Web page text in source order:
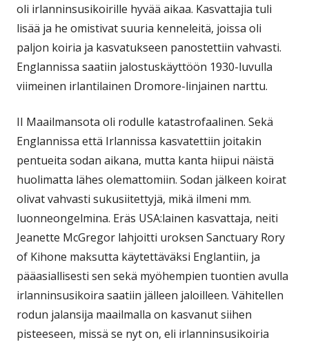
oli irlanninsusikoirille hyvää aikaa. Kasvattajia tuli
lisää ja he omistivat suuria kenneleitä, joissa oli
paljon koiria ja kasvatukseen panostettiin vahvasti.
Englannissa saatiin jalostuskäyttöön 1930-luvulla
viimeinen irlantilainen Dromore-linjainen narttu.
II Maailmansota oli rodulle katastrofaalinen. Sekä
Englannissa että Irlannissa kasvatettiin joitakin
pentueita sodan aikana, mutta kanta hiipui näistä
huolimatta lähes olemattomiin. Sodan jälkeen koirat
olivat vahvasti sukusiitettyjä, mikä ilmeni mm.
luonneongelmina. Eräs USA:lainen kasvattaja, neiti
Jeanette McGregor lahjoitti uroksen Sanctuary Rory
of Kihone maksutta käytettäväksi Englantiin, ja
pääasiallisesti sen sekä myöhempien tuontien avulla
irlanninsusikoira saatiin jälleen jaloilleen. Vähitellen
rodun jalansija maailmalla on kasvanut siihen
pisteeseen, missä se nyt on, eli irlanninsusikoiria